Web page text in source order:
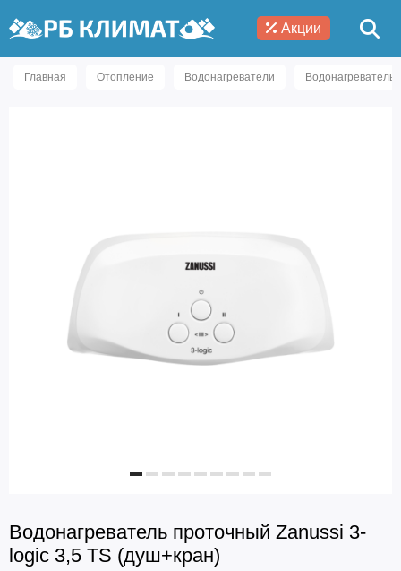
Акции
Главная Отопление Водонагреватели
Водонагреватель проточный Zanussi 3-
logic 3,5 TS (душ+кран)